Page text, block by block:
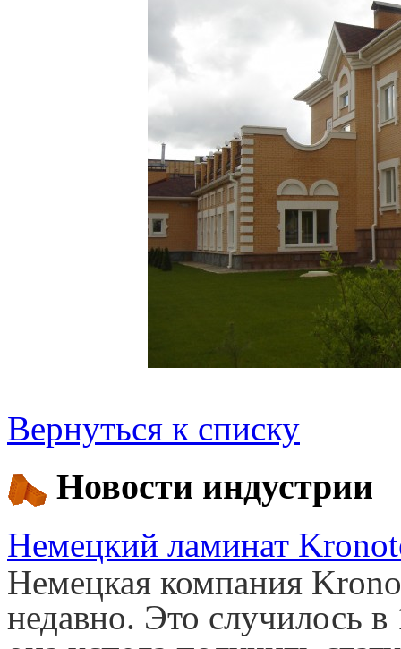
Вернуться к списку
Новости индустрии
Немецкий ламинат
Немецкая компания
недавно. Это случилось